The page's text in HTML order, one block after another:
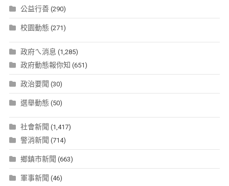
公益行善(290)
校園動態 (271)
政府ㄟ消息 (1,285)
政府動態報你知 (651)
政治要聞 (30)
選舉動態 (50)
社會新聞 (1,417)
警消新聞 (714)
鄉鎮市新聞 (663)
軍事新聞 (46)